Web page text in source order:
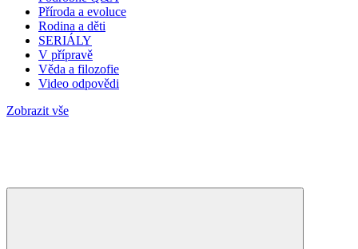
Příroda a evoluce
Rodina a děti
SERIÁLY
V přípravě
Věda a filozofie
Video odpovědi
Zobrazit vše